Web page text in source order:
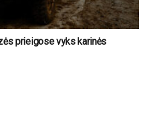
prieigose vyks karinės